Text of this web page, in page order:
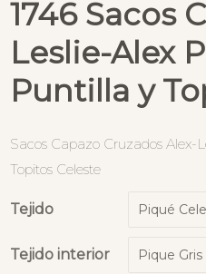
1746 Sacos
Leslie-Alex
Puntilla y
Sacos Capazo Cruzados Alex-
Topitos Celeste
Tejido
Tejido interior